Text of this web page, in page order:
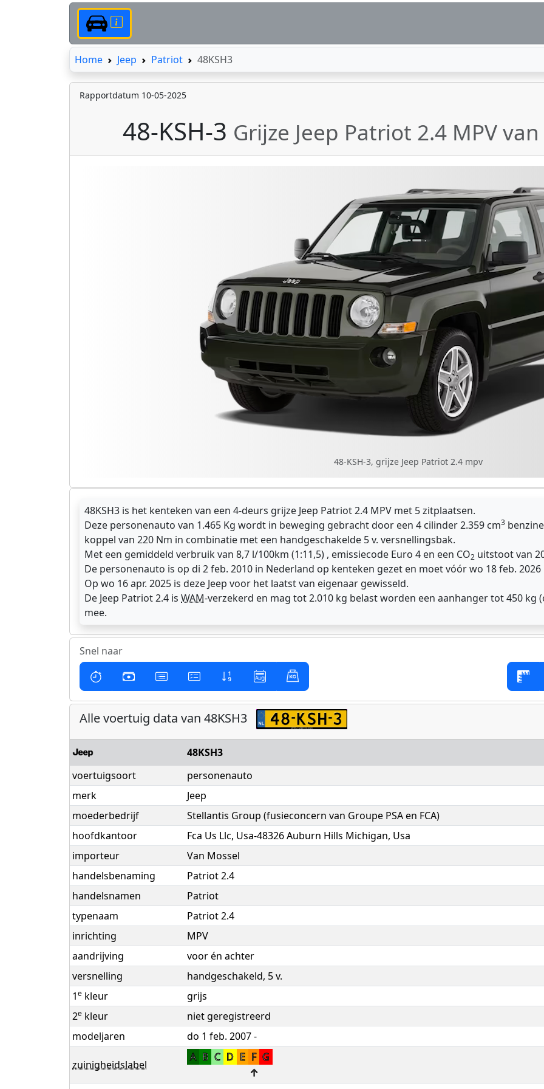
HomeHome
Jeep Patriot 48KSH3
Rapportdatum 10-05-2025
48-KSH-3 Grijze Jeep Patriot 2.4 MPV
48-KSH-3, grijze Jeep Patriot 2.4 mpv
48KSH3 is het kenteken van een 4-deurs grijze Jeep Patriot 2.4 MPV met 5 zitplaatsen.
Deze personenauto van 1.465 Kg wordt in beweging gebracht door een 4 cilinder 2.359 cm3
koppel van 220 Nm in combinatie met een handgeschakelde 5 v. versnellingsbak.
Met een gemiddeld verbruik van 8,7 l/100km (1:11,5) , emissiecode Euro 4 en een CO2 uitstoot van
De personenauto is op di 2 feb. 2010 in Nederland op kenteken gezet en moet vóór wo 18 feb.
Op wo 16 apr. 2025 is deze Jeep voor het laatst van eigenaar gewisseld.
De Jeep Patriot 2.4 is WAM-verzekerd en mag tot 2.010 kg belast worden een aanhanger tot 450 kg
mee.
Snel naar
Alle voertuig data van 48KSH3
48KSH3
voertuigsoort
personenauto
merk
Jeep
moederbedrijf
Stellantis Group (fusieconcern van Groupe PSA en FCA)
hoofdkantoor
Fca Us Llc, Usa-48326 Auburn Hills Michigan, Usa
importeur
Van Mossel
handelsbenaming
Patriot 2.4
handelsnamen
Patriot
typenaam
Patriot 2.4
inrichting
MPV
aandrijving
voor én achter
versnelling
handgeschakeld, 5 v.
1e kleur
grijs
2e kleur
niet geregistreerd
modeljaren
do 1 feb. 2007 -
zuinigheidslabel
A B C D E F G
↑